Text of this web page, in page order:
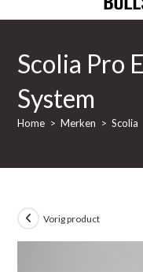
Scolia Pro
System
Home > Merken > Scolia
Vorig product